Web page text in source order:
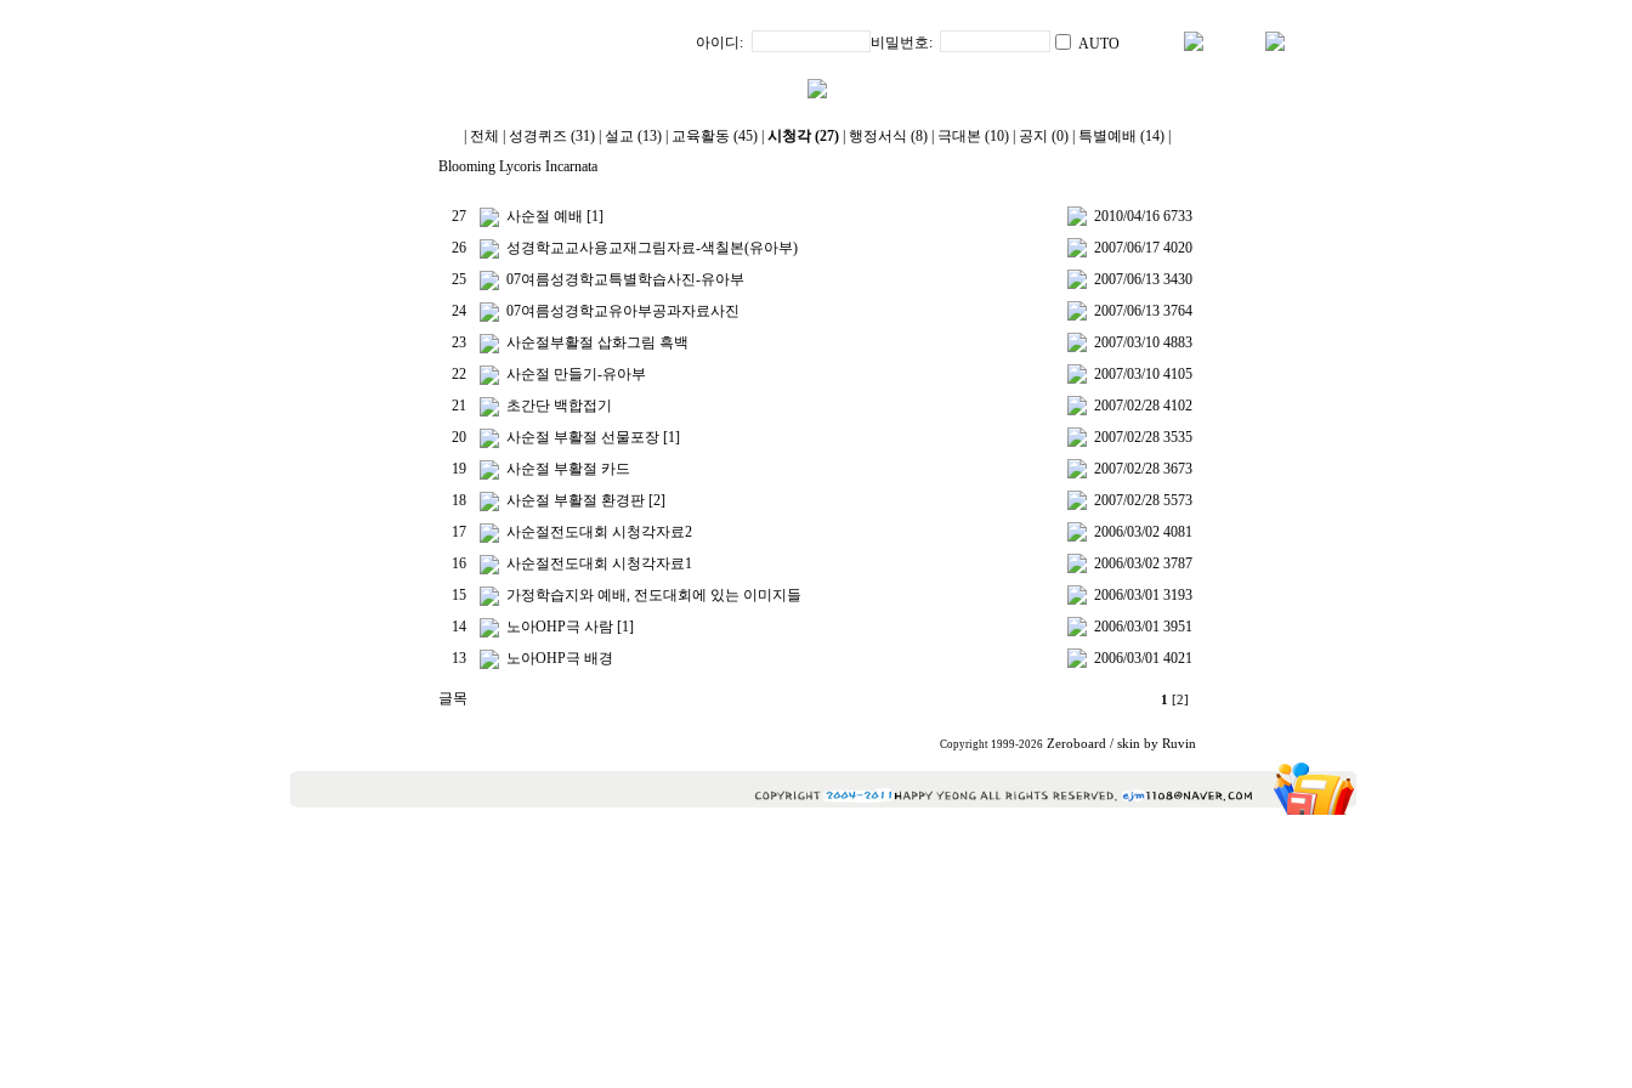
아이디: 비밀번호: AUTO
전체 성경퀴즈 (31) 설교 (13) 교육활동 (45) 시청각 (27) 행정서식 (8) 극대본 (10) 공지 (0) 특별예배 (14)
Blooming Lycoris Incarnata
27 사순절 예배 [1] 2010/04/16 6733
26
성경학교교사용교재그림자료-색칠본(유아부) 2007/06/17 4020
25
07여름성경학교특별학습사진-유아부 2007/06/13 3430
24
07여름성경학교유아부공과자료사진 2007/06/13 3764
23
사순절부활절 삽화그림 흑백 2007/03/10 4883
22
사순절 만들기-유아부 2007/03/10 4105
21
초간단 백합접기 2007/02/28 4102
20
사순절 부활절 선물포장 [1] 2007/02/28 3535
19
사순절 부활절 카드 2007/02/28 3673
18
사순절 부활절 환경판 [2] 2007/02/28 5573
17
사순절전도대회 시청각자료2 2006/03/02 4081
16
사순절전도대회 시청각자료1 2006/03/02 3787
15
가정학습지와 예배, 전도대회에 있는 이미지들 2006/03/01 3193
14
노아OHP극 사람 [1] 2006/03/01 3951
13
노아OHP극 배경 2006/03/01 4021
1 [2]
Copyright 1999-2026 Zeroboard / skin by Ruvin